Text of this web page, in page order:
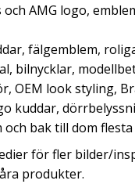
och AMG logo,
fälgemblem,
bilnycklar,
OEM look styling,
kuddar,
bak till dom
för fler bilder/
produkter.